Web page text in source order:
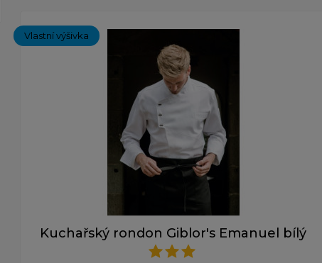
Vlastní výšivka
Kuchařský rondon Giblor's Emanuel bílý